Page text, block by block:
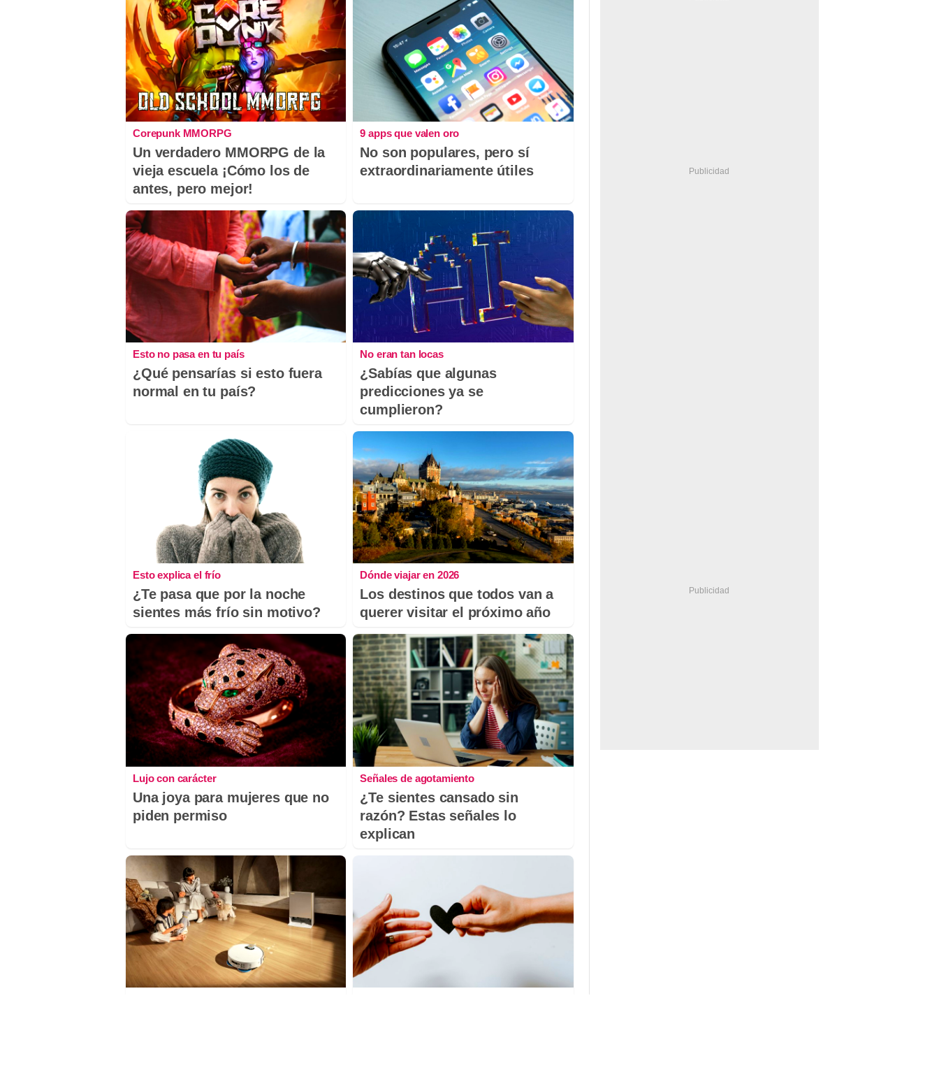
Corepunk MMORPG
Un verdadero MMORPG de la
vieja escuela ¡Cómo los de
antes, pero mejor!
9 apps que valen oro
No son populares, pero sí
extraordinariamente útiles
Esto no pasa en tu país
¿Qué pensarías si esto fuera
normal en tu país?
No eran tan locas
¿Sabías que algunas
predicciones ya se
cumplieron?
Esto explica el frío
¿Te pasa que por la noche
sientes más frío sin motivo?
Dónde viajar en 2026
Los destinos que todos van a
querer visitar el próximo año
Lujo con carácter
Una joya para mujeres que no
piden permiso
Señales de agotamiento
¿Te sientes cansado sin
razón? Estas señales lo
explican